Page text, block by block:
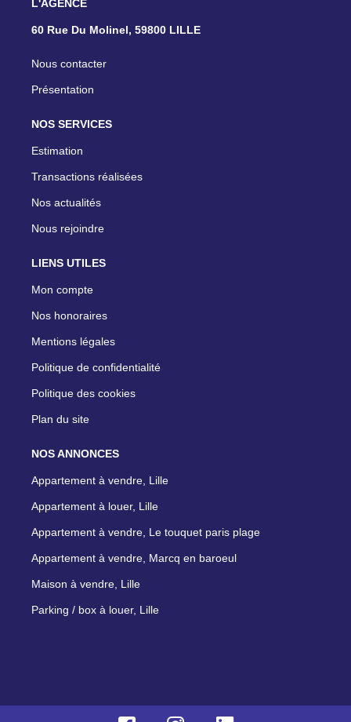
L'AGENCE
60 Rue Du Molinel, 59800 LILLE
Nous contacter
Présentation
NOS SERVICES
Estimation
Transactions réalisées
Nos actualités
Nous rejoindre
LIENS UTILES
Mon compte
Nos honoraires
Mentions légales
Politique de confidentialité
Politique des cookies
Plan du site
NOS ANNONCES
Appartement à vendre, Lille
Appartement à louer, Lille
Appartement à vendre, Le touquet paris plage
Appartement à vendre, Marcq en baroeul
Maison à vendre, Lille
Parking / box à louer, Lille